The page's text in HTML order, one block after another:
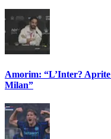
Amorim: “L’Inter? Aprite
Milan”